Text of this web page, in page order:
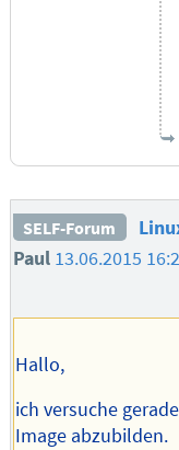
SELF-Forum
Paul 13.06.2015
Hallo,
ich versuche
Image abzubilden.